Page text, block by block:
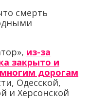
смерть
из-за
закрыто и
дорогам
Одесской,
и Херсонской